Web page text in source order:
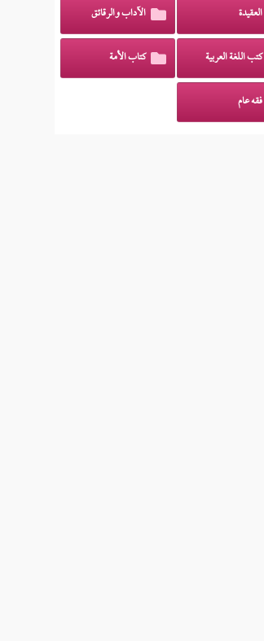
العقيدة الآداب والرقائق
كتب اللغة العربية كتاب الأمة
فقه عام